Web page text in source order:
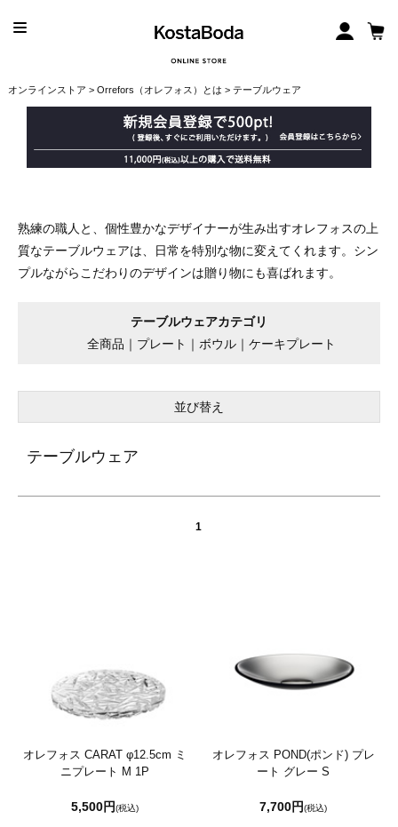
オンラインストア > Orrefors（オレフォス）とは > テーブルウェア
熟練の職人と、個性豊かなデザイナーが生み出すオレフォスの上
質なテーブルウェアは、日常を特別な物に変えてくれます。シン
プルながらこだわりのデザインは贈り物にも喜ばれます。
テーブルウェアカテゴリ
全商品 ｜ プレート ｜ ボウル ｜ ケーキプレート
並び替え
テーブルウェア
1
オレフォス CARAT φ12.5cm ミ
ニプレート M 1P
5,500円(税込)
オレフォス POND(ポンド) プレ
ート グレー S
7,700円(税込)